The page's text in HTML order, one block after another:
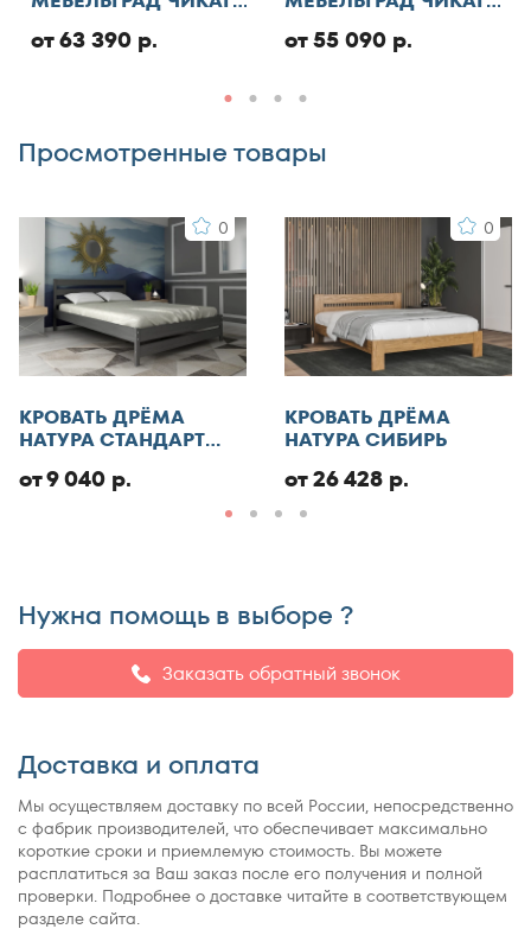
Добавить отзыв
от 63 390 р. от 55 090 р.
Просмотренные товары
0
КРОВАТЬ ДРЁМА
НАТУРА СТАНДАРТ
от 9 040 р.
0
КРОВАТЬ ДРЁМА
НАТУРА СИБИРЬ
от 26 428 р.
Нужна помощь в выборе ?
Заказать обратный звонок
Доставка и оплата
Мы осуществляем доставку по всей России, непосредственно
с фабрик производителей, что обеспечивает максимально
короткие сроки и приемлемую стоимость. Вы можете
расплатиться за Ваш заказ после его получения и полной
проверки. Подробнее о доставке читайте в соответствующем
разделе сайта.